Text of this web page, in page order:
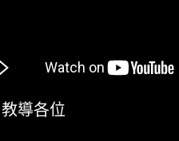
導各位